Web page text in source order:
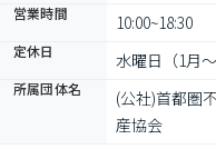
営業時間 10:00~18:30
定休日 水曜日（1月〜
所属団体名
(公社)首都圏
産協会